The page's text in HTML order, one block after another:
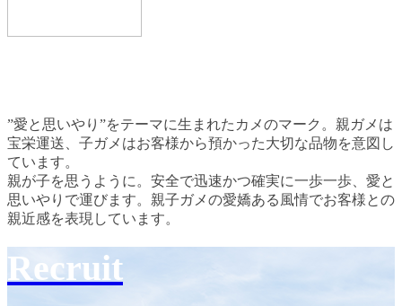
”愛と思いやり”をテーマに生まれたカメのマーク。親ガメは
宝栄運送、子ガメはお客様から預かった大切な品物を意図し
ています。
親が子を思うように。安全で迅速かつ確実に一歩一歩、愛と
思いやりで運びます。親子ガメの愛嬌ある風情でお客様との
親近感を表現しています。
Recruit